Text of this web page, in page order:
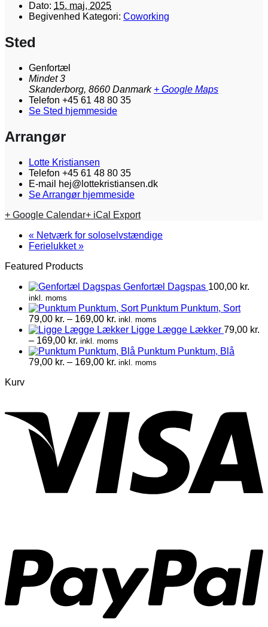
Dato: 15. maj, 2025
Begivenhed Kategori: Coworking
Sted
Genfortæl
Mindet 3
Skanderborg, 8660 Danmark + Google Maps
Telefon +45 61 48 80 35
Se Sted hjemmeside
Arrangør
Lotte Kristiansen
Telefon +45 61 48 80 35
E-mail
hej@lottekristiansen.dk
Se Arrangør hjemmeside
+ Google Calendar+ iCal Export
« Netværk for soloselvstændige
Ferielukket»
Featured Products
Genfortæl Dagspas 100,00 kr.
inkl. moms
Punktum Punktum, Sort
79,00 kr. – 169,00 kr. Prisinterval:
79,00 kr.
til
169,00 kr.
inkl. moms
Ligge Lægge Lækker 79,00 kr.
– 169,00 kr. Prisinterval:
79,00 kr.
til
inkl. moms
Punktum Punktum, Blå
79,00 kr. – 169,00 kr. Prisinterval:
inkl. moms
Kurv